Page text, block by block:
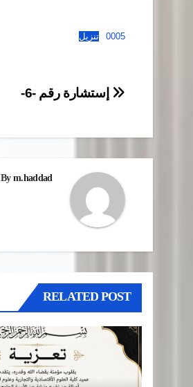
0005 تنزيل
تصفّح
إستشارة رقم -6-
Bym.haddad
RELATED POST